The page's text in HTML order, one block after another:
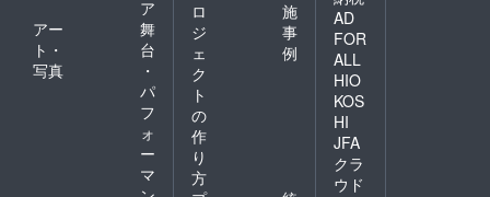
ア
アー
ト・
写真
舞
台
・
パ
フ
ォ
ー
マ
ロ
ジ
ェ
ク
ト
の
作
り
方
施
事
例
AD
FOR
ALL
HIO
KOS
HI
JFA
クラ
ウド